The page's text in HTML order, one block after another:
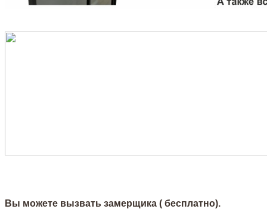
Вы можете вызвать замерщика ( бесплатно).